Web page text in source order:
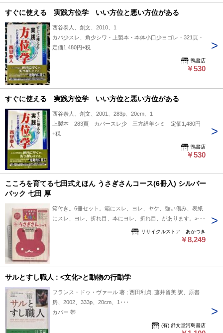
し』とご理解下さい。■併売販売をしているため、在庫切れの
場合はキャンセルとなります。予めご了承ください。
すぐに使える 実践方位学 いい方位と悪い方位がある
西谷泰人、創文、2010、1
カバ少スレ、角少シワ・上製本・本体小口少ヨゴレ・321頁・
定価1,480円+税
鴨書店
￥530
すぐに使える 実践方位学 いい方位と悪い方位がある
西谷泰人、創文、2001、283p、20cm、1
上製本 283頁 カバースレ少 三方経年シミ 定価1,480円
+税
鴨書店
￥530
こころを育てる七田式えほん うさぎさんコース(6冊入) シルバー
バック 七田 厚
箱付き。6冊セット。箱にスレ、ヨレ、ヤケ、強い傷み、表紙
にスレ、ヨレ、折れ目、本にヨレ、折れ目、があります。本を
読むことに支障はございません。※注意事項※■商品・状態は
コンディションガイドラインに基づき、判断・出品されており
ください。
リサイクルストア あかつき
￥8,249
サルとすし職人 : <文化>と動物の行動学
フランス・ドゥ・ヴァール 著 ; 西田利貞, 藤井留美 訳、原書
房、2002、333p、20cm、1･･･
カバー 帯
(有) 舒文堂河島書店